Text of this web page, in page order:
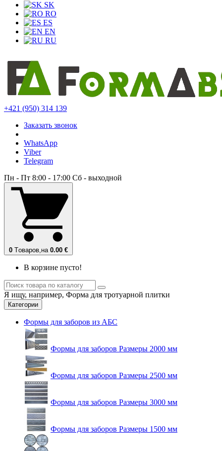
SK
RO
ES
EN
RU
+421 (950) 314 139
Заказать звонок
WhatsApp
Viber
Telegram
Пн - Пт 8:00 - 17:00 Сб - выходной
0 Tоваров,на 0.00 €
В корзине пусто!
Я ищу, например, Форма для тротуарной плитки
Категории
Формы для заборов из АБС
Формы для заборов Размеры 2000 мм
Формы для заборов Размеры 2500 мм
Формы для заборов Размеры 3000 мм
Формы для заборов Размеры 1500 мм